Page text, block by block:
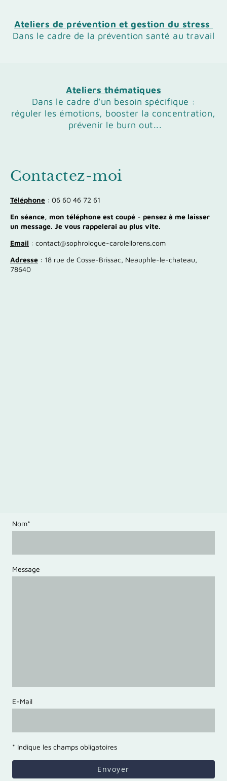
Ateliers de prévention et gestion du stress
Dans le cadre de la prévention santé au travail
Ateliers thématiques
Dans le cadre d'un besoin spécifique :
réguler les émotions, booster la concentration,
prévenir le burn out...
Contactez-moi
Téléphone : 06 60 46 72 61
En séance, mon téléphone est coupé - pensez à me laisser
un message. Je vous rappelerai au plus vite.
Email : contact@sophrologue-carolellorens.com
Adresse : 18 rue de Cosse-Brissac, Neauphle-le-chateau,
78640
Nom*
Message
E-Mail
* Indique les champs obligatoires
Envoyer